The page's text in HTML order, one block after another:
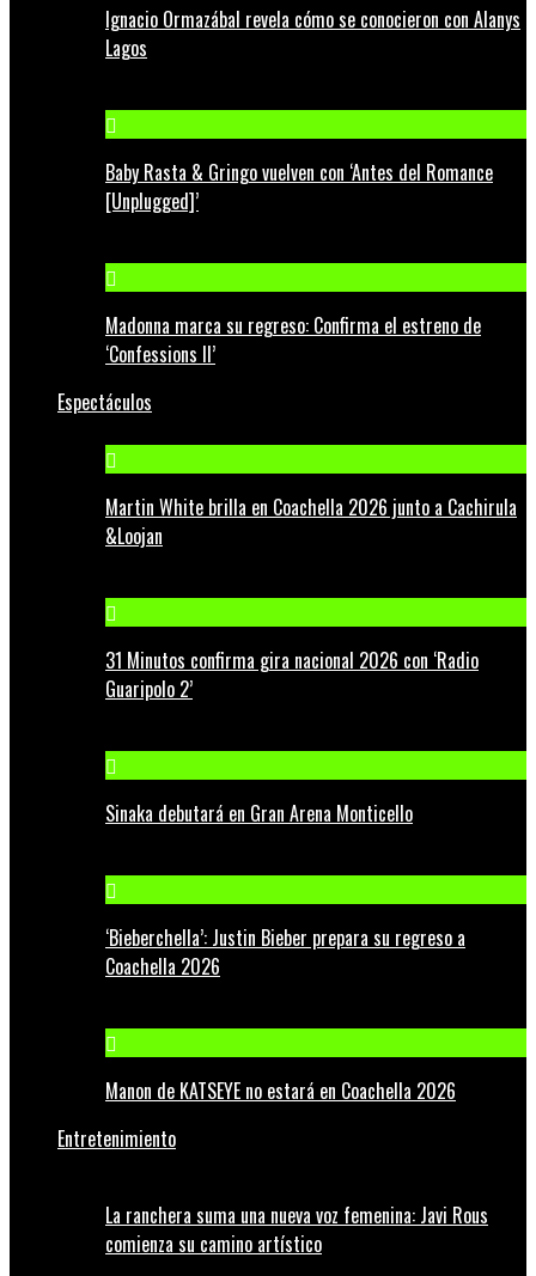
Ignacio Ormazábal revela cómo se conocieron con Alanys
Lagos
Baby Rasta & Gringo vuelven con ‘Antes del Romance
[Unplugged]’
Madonna marca su regreso: Confirma el estreno de
‘Confessions II’
Espectáculos
Martin White brilla en Coachella 2026 junto a Cachirula
&Loojan
31 Minutos confirma gira nacional 2026 con ‘Radio
Guaripolo 2’
Sinaka debutará en Gran Arena Monticello
‘Bieberchella’: Justin Bieber prepara su regreso a
Coachella 2026
Manon de KATSEYE no estará en Coachella 2026
Entretenimiento
La ranchera suma una nueva voz femenina: Javi Rous
comienza su camino artístico